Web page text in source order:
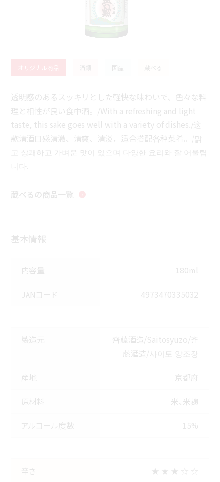
オリジナル商品 酒類 国産 蔵べる
透明感のあるスッキリとした軽快な味わいで、色々な料
理と相性が良い食中酒。/With a refreshing and light
taste, this sake goes well with a variety of dishes./这
款清酒口感清澈、清爽、清淡，适合搭配各种菜肴。/맑
고 상쾌하고 가벼운 맛이 있으며 다양한 요리와 잘 어울립
니다.
蔵べるの商品一覧
基本情報
内容量 180ml
JANコード 4973470335032
製造元
齊藤酒造/Saitosyuzo/齐
藤酒造/사이토 양조장
産地 京都府
原材料 米、米麹
アルコール度数 15%
辛さ ★ ★ ★ ☆ ☆